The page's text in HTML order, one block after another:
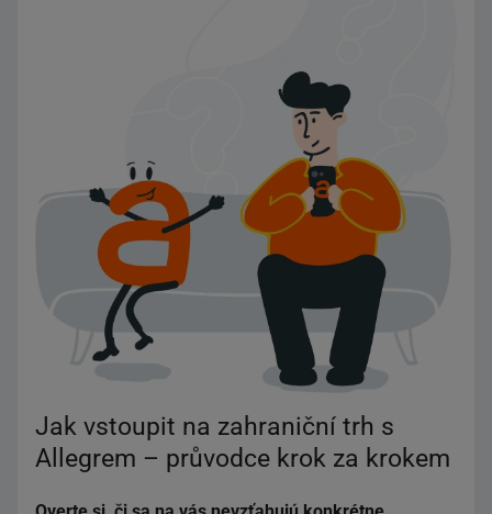
Jak vstoupit na zahraniční trh s
Allegrem – průvodce krok za krokem